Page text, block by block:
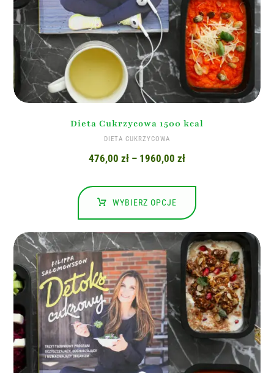
Dieta Cukrzycowa 1500 kcal
DIETA CUKRZYCOWA
476,00 zł – 1960,00 zł
WYBIERZ OPCJE